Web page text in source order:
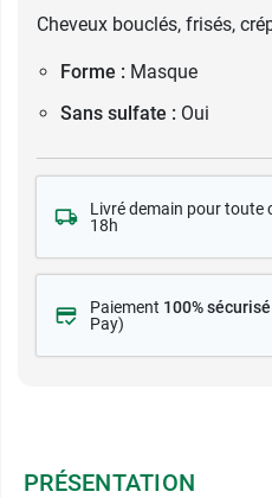
Cheveux bouclés, frisés,
Forme : Masque
Sans sulfate : Oui
Livré demain pour toute
18h
Paiement 100% sécurisé
Pay)
PRÉSENTATION